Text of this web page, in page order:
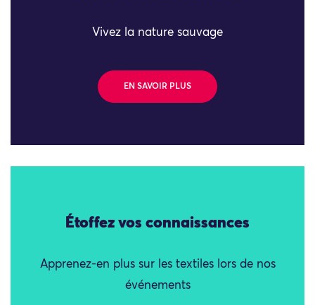
Vivez la nature sauvage
EN SAVOIR PLUS
Étoffez vos connaissances
Apprenez-en plus sur les textiles lors de nos
événements